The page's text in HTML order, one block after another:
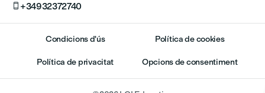
 +34932372740
Condicions d'ús Política de cookies
Política de privacitat Opcions de consentiment